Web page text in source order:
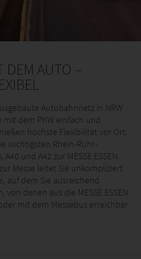
DEM AUTO –
Autobahnnetz in NRW
mit dem PKW einfach und
höchste Flexibilität vor Ort.
wichtigsten Rhein-Ruhr-
und A42 zur MESSE ESSEN.
Messe leitet Sie unkompliziert
auf dem Sie ausreichend
von denen aus die MESSE ESSEN
mit dem Messebus erreichbar